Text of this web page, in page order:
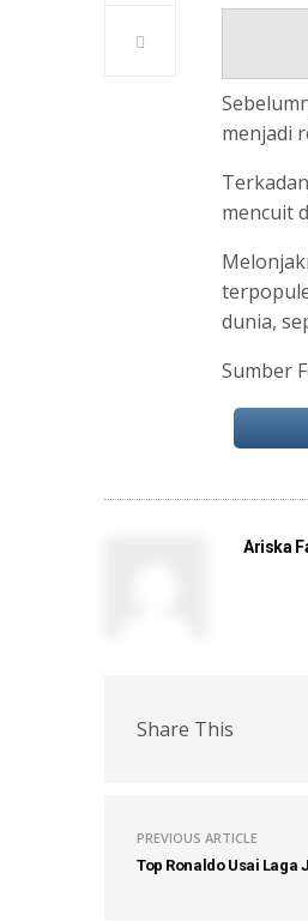
menjadi
mencuit
dunia,
Sumber
Ariska
Share This
PREVIOUS ARTICLE
Top Ronaldo Usai Laga